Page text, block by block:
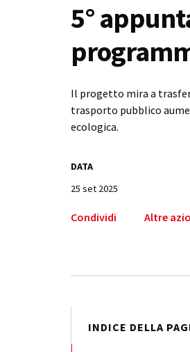
5°
Il progetto mira a
trasporto pubblico
ecologica.
DATA
25 set 2025
Condividi Altre
INDICE DELLA